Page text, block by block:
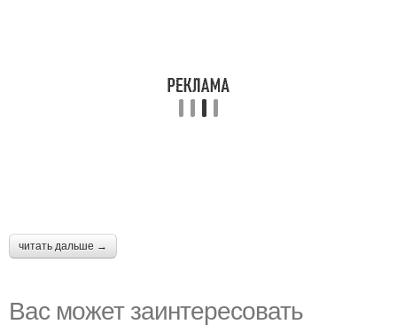
читать дальше →
Вас может заинтересовать